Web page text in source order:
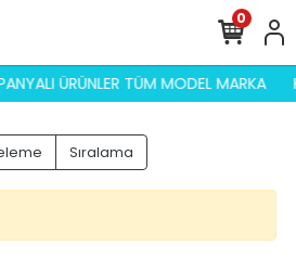
ÜRÜNLER TÜM MODEL MARKA
0
Sıralama